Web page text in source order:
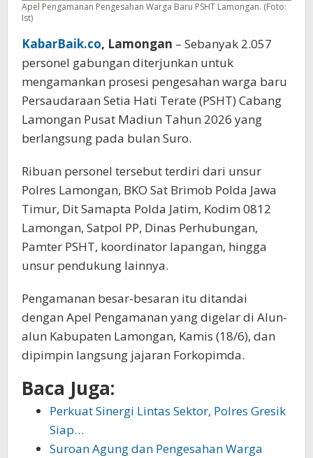
Apel Pengamanan Pengesahan Warga Baru PSHT Lamongan. (Foto:
Ist)
KabarBaik.co, Lamongan – Sebanyak 2.057
personel gabungan diterjunkan untuk
mengamankan prosesi pengesahan warga baru
Persaudaraan Setia Hati Terate (PSHT) Cabang
Lamongan Pusat Madiun Tahun 2026 yang
berlangsung pada bulan Suro.
Ribuan personel tersebut terdiri dari unsur
Polres Lamongan, BKO Sat Brimob Polda Jawa
Timur, Dit Samapta Polda Jatim, Kodim 0812
Lamongan, Satpol PP, Dinas Perhubungan,
Pamter PSHT, koordinator lapangan, hingga
unsur pendukung lainnya.
Pengamanan besar-besaran itu ditandai
dengan Apel Pengamanan yang digelar di Alun-
alun Kabupaten Lamongan, Kamis (18/6), dan
dipimpin langsung jajaran Forkopimda.
Baca Juga:
Perkuat Sinergi Lintas Sektor, Polres Gresik
Siap…
Suroan Agung dan Pengesahan Warga